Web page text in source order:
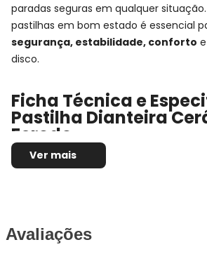
paradas seguras em qualquer
pastilhas em bom estado é essencial
segurança, estabilidade, conforto
disco.
Ficha Técnica e
Pastilha Dianteira
Ferodo
Montadora:
Posição de Montagem:
Ver mais
Avaliações